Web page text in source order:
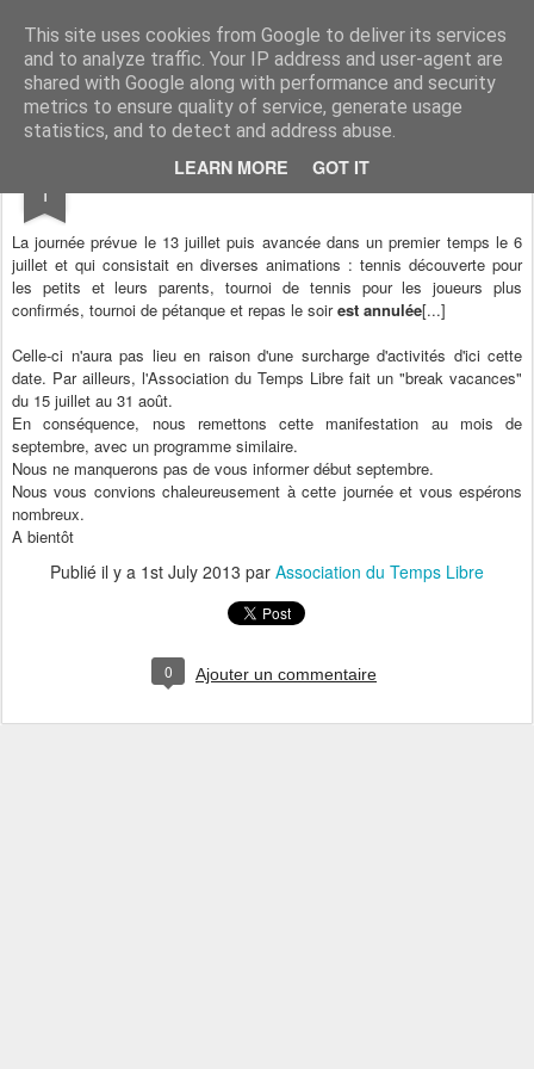
This site uses cookies from Google to deliver its services
and to analyze traffic. Your IP address and user-agent are
shared with Google along with performance and security
metrics to ensure quality of service, generate usage
statistics, and to detect and address abuse.
LEARN MORE GOT IT
Association du Temps Libre de Siros Association sportive et socio-culturelle
Pages
1 Un Break salutaire
La journée prévue le 13 juillet puis avancée dans un premier temps le 6
juillet et qui consistait en diverses animations : tennis découverte pour
les petits et leurs parents, tournoi de tennis pour les joueurs plus
confirmés, tournoi de pétanque et repas le soirest annulée[...]
Celle-ci n'aura pas lieu en raison d'une surcharge d'activités d'ici cette
date. Par ailleurs, l'Association du Temps Libre fait un "break vacances"
du 15 juillet au 31 août.
En conséquence, nous remettons cette manifestation au mois de
septembre, avec un programme similaire.
Nous ne manquerons pas de vous informer début septembre.
Nous vous convions chaleureusement à cette journée et vous espérons
nombreux.
A bientôt
Publié il y a 1st July 2013 par Association du Temps Libre
0 Ajouter un commentaire